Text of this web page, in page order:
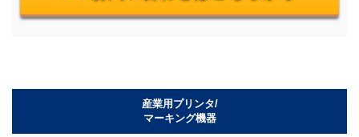
産業用プリンタ/
マーキング機器